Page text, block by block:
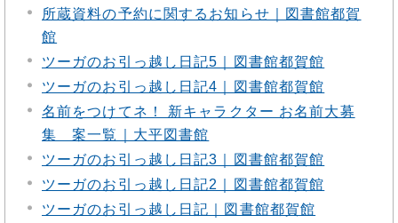
所蔵資料の予約に関するお知らせ｜図書館都賀
館
ツーガのお引っ越し日記5｜図書館都賀館
ツーガのお引っ越し日記4｜図書館都賀館
名前をつけてネ！ 新キャラクター お名前大募
集 案一覧｜大平図書館
ツーガのお引っ越し日記3｜図書館都賀館
ツーガのお引っ越し日記2｜図書館都賀館
ツーガのお引っ越し日記｜図書館都賀館